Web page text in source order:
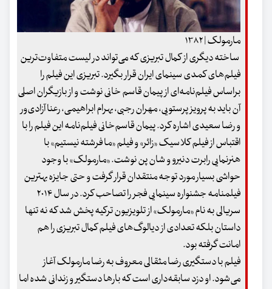
مارمولک | ۱۳۸۲
ساخته دیگری از کمال تبریزی که می‌تواند در لیست متفاوت‌ترین
فیلم‌های کمدی سینمای ایران قرار بگیرد. تبریزی این فیلم را
براساس فیلم‌نامه‌ای از پیمان قاسم خانی نوشت و از بازیگران اصلی
آن باید به پرویز پرستویی، مهران رجبی، بهرام ابراهیمی، رعنا آزادی‌ور
و رضا سعیدی اشاره کرد. پیمان قاسم‌خانی فیلم‌نامه این فیلم را با
اقتباس از فیلم کلاسیک «زائر» و فیلم «ما فرشته نیستیم» با
هنرنمایی رابرت دنیرو و شان پن نوشت. «مارمولک» با وجود
حواشی بسیار مورد توجه منتقدان قرار گرفت و حتی جایزه بهترین
فیلمنامه جشنواره سینمایی فجر را تصاحب کرد. در سال ۲۰۱۴
سریالی به نام «مارمولک» از تلویزیون ترکیه پخش شد که نه تنها
داستان بلکه تعدادی از دیالوگ‌های فیلم کمال تبریزی را هم
امانت گرفته بود.
فیلم با دستگیری رضا مثقالی معروف به رضا مارمولک آغاز
می‌شود. او دزد سابقه‌داری است که بارها دستگیر و زندانی شده اما